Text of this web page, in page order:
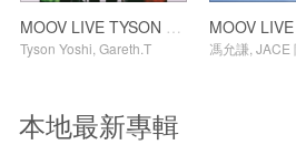
MOOV LIVE TYSON YOSHI x GARETH.T
Tyson Yoshi, Gareth.T 馮允謙, JACE
本地最新專輯